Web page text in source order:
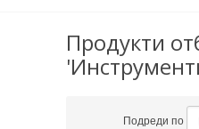
Продукти
Подреди по